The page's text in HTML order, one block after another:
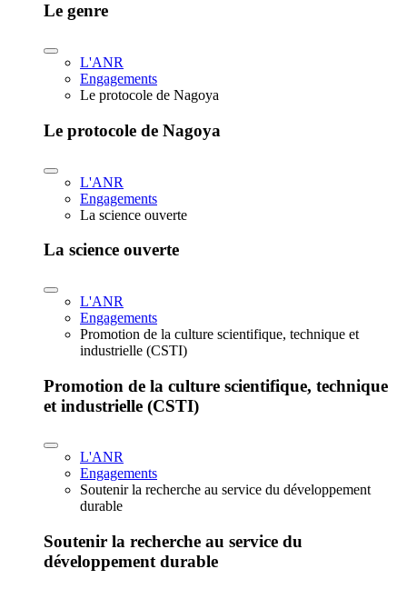
Le genre
L'ANR
Engagements
Le protocole de Nagoya
Le protocole de Nagoya
L'ANR
Engagements
La science ouverte
La science ouverte
L'ANR
Engagements
Promotion de la culture scientifique, technique et
industrielle (CSTI)
Promotion de la culture scientifique, technique
et industrielle (CSTI)
L'ANR
Engagements
Soutenir la recherche au service du développement
durable
Soutenir la recherche au service du
développement durable